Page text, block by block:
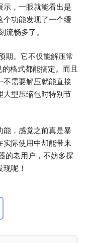
示，一眼就能看出是
个功能发现了一个缓
畅多了。
期。它不仅能解压常
格式都能搞定。而且
需要解压就能直接
大型压缩包时特别节
能，感觉之前真是暴
实际使用中却能带来
的老用户，不妨多探
呢！